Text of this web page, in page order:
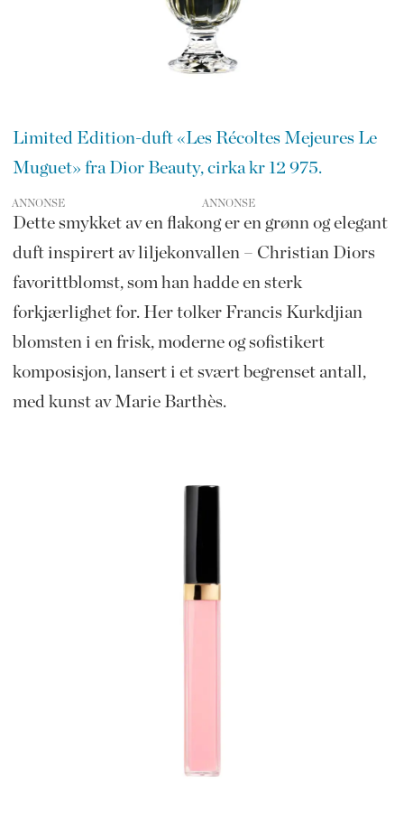
Limited Edition-duft «Les Récoltes Mejeures Le
Muguet» fra Dior Beauty, cirka kr 12 975.
ANNONSE
Dette smykket av en flakong er en grønn og elegant
duft inspirert av liljekonvallen – Christian Diors
favorittblomst, som han hadde en sterk
forkjærlighet for. Her tolker Francis Kurkdjian
blomsten i en frisk, moderne og sofistikert
komposisjon, lansert i et svært begrenset antall,
med kunst av Marie Barthès.